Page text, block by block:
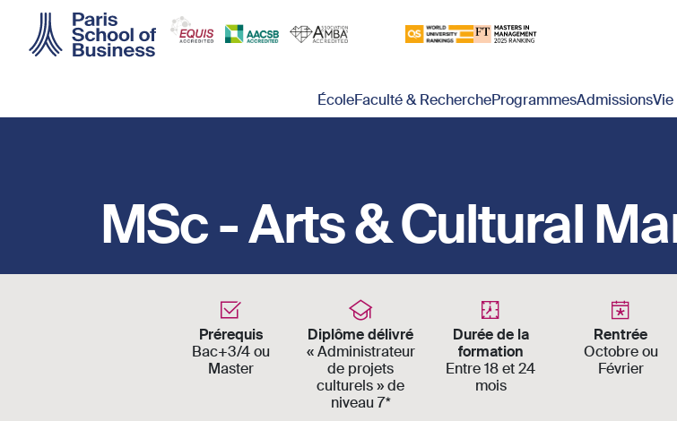
ÉcoleFaculté & RechercheProgrammesAdmissions
MSc - Arts & Cultural
Prérequis
Bac+3/4 ou
Master
Diplôme délivré
« Administrateur
de projets
culturels » de
niveau 7*
Durée de la
formation
Entre 18 et 24
mois
Rentrée
Octobre ou
Février